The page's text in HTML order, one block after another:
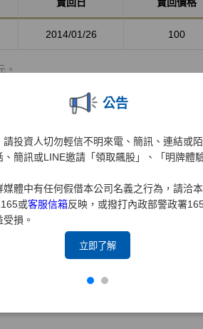
公告
請投資人切勿輕信不明來電、簡訊、連結或
簡訊或LINE邀請「領取飆股」、「明牌體
媒體中有任何假借本公司名義之行為，請洽
或客服信箱反映，或撥打內政部警政署
損。
立即了解
2014/01/26 100
。
金＝ (101.5-100)+1.03= 2.53 元
張為1,000單位，因此期初交付權利金
資人以「履約價」購買可轉債的權利
作現金結算，那履約價格如何計算？